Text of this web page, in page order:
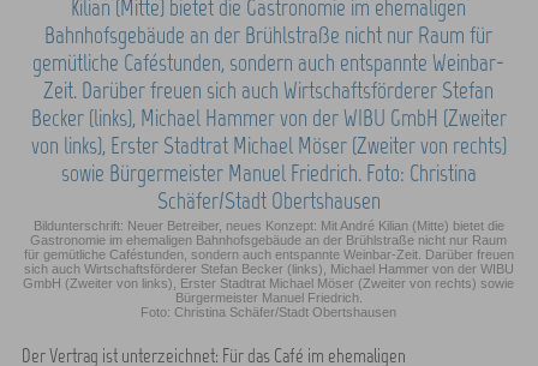
Bildunterschrift: Neuer Betreiber, neues Konzept: Mit André Kilian (Mitte) bietet die
Gastronomie im ehemaligen Bahnhofsgebäude an der Brühlstraße nicht nur Raum
für gemütliche Caféstunden, sondern auch entspannte Weinbar-Zeit. Darüber freuen
sich auch Wirtschaftsförderer Stefan Becker (links), Michael Hammer von der WIBU
GmbH (Zweiter von links), Erster Stadtrat Michael Möser (Zweiter von rechts) sowie
Bürgermeister Manuel Friedrich.
Foto: Christina Schäfer/Stadt Obertshausen
Der Vertrag ist unterzeichnet: Für das Café im ehemaligen